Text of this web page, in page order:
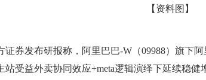
【资料图】
证券发布研报称，阿里巴巴-W（09988）旗下
站受益外卖协同效应+meta逻辑演绎下延续稳